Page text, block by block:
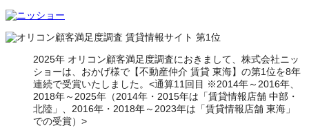
2025年 オリコン顧客満足度調査におきまして、株式会社ニッ
ショーは、おかげ様で【不動産仲介 賃貸 東海】の第1位を8年
連続で受賞いたしました。<通算11回目 ※2014年～2016年、
2018年～2025年（2014年・2015年は「賃貸情報店舗 中部・
北陸」、2016年・2018年～2023年は「賃貸情報店舗 東海」
での受賞）>